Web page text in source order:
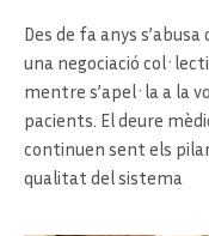
Des de fa anys
una negociació
mentre s’apel·la a la
pacients. El deure
continuen sent els
qualitat del sistema